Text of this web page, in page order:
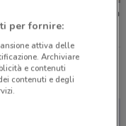
Iper
per fornire:
attiva delle
Archiviare
e contenuti
contenuti e degli